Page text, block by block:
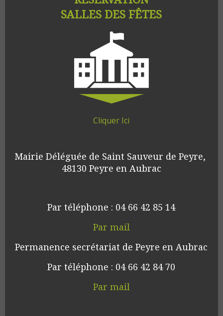
SALLES DES FÊTES
Cliquer Ici
Mairie Déléguée de Saint Sauveur de Peyre,
48130 Peyre en Aubrac
Par téléphone : 04 66 42 85 14
Par mail
Permanence secrétariat de Peyre en Aubrac
Par téléphone : 04 66 42 84 70
Par mail